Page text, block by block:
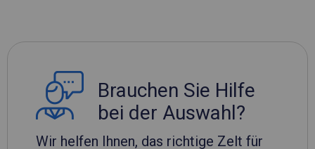
Brauchen Sie Hilfe
bei der Auswahl?
Wir helfen Ihnen, das richtige Zelt für